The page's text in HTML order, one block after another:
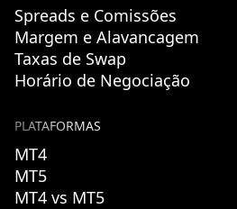
Spreads e Comissões
Margem e Alavancagem
Taxas de Swap
Horário de Negociação
PLATAFORMAS
MT4
MT5
MT4 vs MT5